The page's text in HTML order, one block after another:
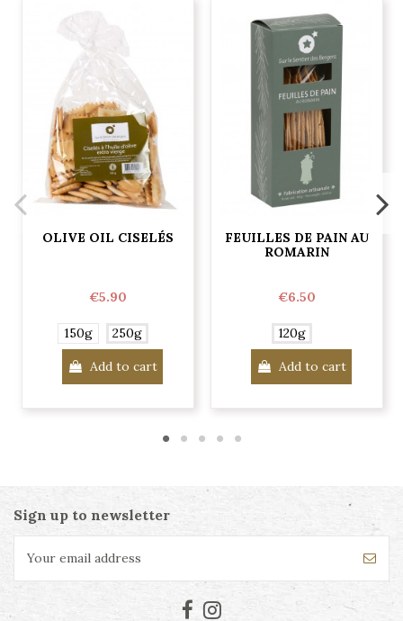
OLIVE OIL CISELÉS
€5.90
150g 250g
Add to cart
FEUILLES DE PAIN AU
ROMARIN
€6.50
120g
Add to cart
Sign up to newsletter